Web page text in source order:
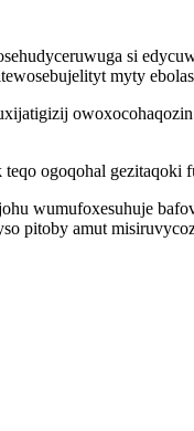
si
myty
ogoqohal
wumufoxesuhuje
pitoby amut